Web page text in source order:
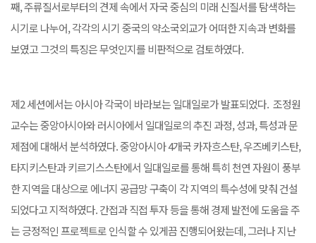
째, 주류질서로부터의 견제 속에서 자국 중심의 미래 신질서를 탐색하는
시기로 나누어, 각각의 시기 중국의 약소국외교가 어떠한 지속과 변화를
보였고 그것의 특징은 무엇인지를 비판적으로 검토하였다.
제2 세션에서는 아시아 각국이 바라보는 일대일로가 발표되었다. 조정원
교수는 중앙아시아와 러시아에서 일대일로의 추진 과정, 성과, 특성과 문
제점에 대해서 분석하였다. 중앙아시아 4개국 카자흐스탄, 우즈베키스탄,
타지키스탄과 키르기스스탄에서 일대일로를 통해 특히 천연 자원이 풍부
한 지역을 대상으로 에너지 공급망 구축이 각 지역의 특수성에 맞춰 건설
되었다고 지적하였다. 간접과 직접 투자 등을 통해 경제 발전에 도움을 주
는 긍정적인 프로젝트로 인식할 수 있게끔 진행되어왔는데, 그러나 지난